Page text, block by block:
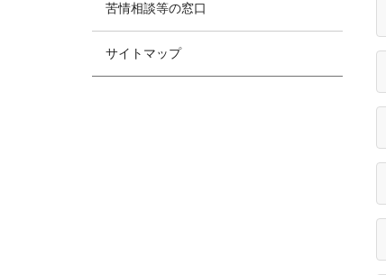
苦情相談等の窓口
サイトマップ